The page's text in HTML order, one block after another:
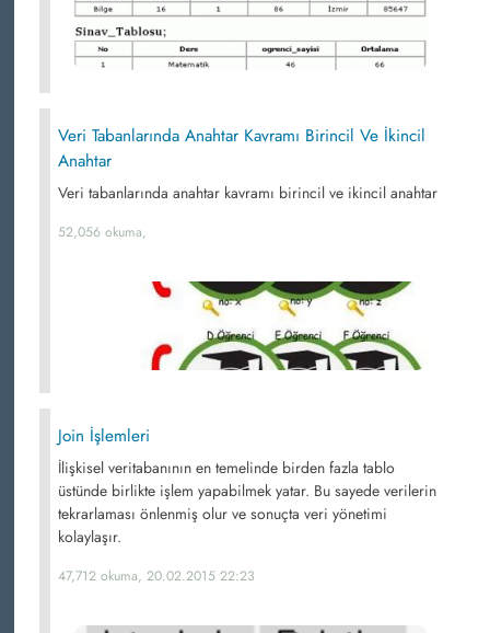
Veri Tabanlarında Anahtar Kavramı Birincil Ve İkincil
Anahtar
Veri tabanlarında anahtar kavramı birincil ve ikincil anahtar
52,056 okuma,
Join İşlemleri
İlişkisel veritabanının en temelinde birden fazla tablo
üstünde birlikte işlem yapabilmek yatar. Bu sayede verilerin
tekrarlaması önlenmiş olur ve sonuçta veri yönetimi
kolaylaşır.
47,712 okuma, 20.02.2015 22:23